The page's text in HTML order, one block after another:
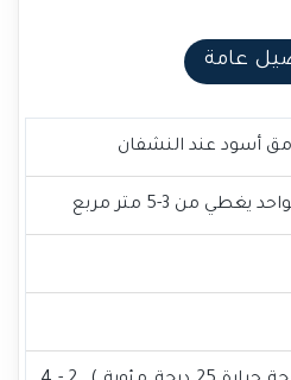
عامة
أسود عند النشفان
يغطي من 3-5 متر مربع